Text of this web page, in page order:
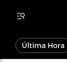
Última Hora